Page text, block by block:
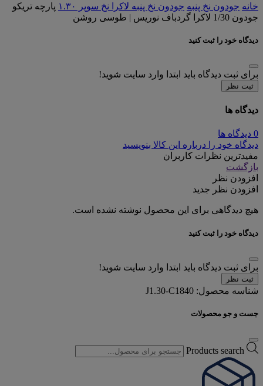
خانه جودون نخ پنبه جودون نخ پنبه لاکرا نخ سوپر ۱.۳۰
پارچه تریکو
جودون 1/30 لاکرا گردباف نوریس | طوسی روشن
دیدگاه خود را ثبت کنید
برای ثبت دیدگاه باید ابتدا وارد سایت شوید!
ثبت نظر
دیدگاه ها
0 دیدگاه ها
دیدگاه خود را درباره این کالا بنویسید
مفیدترین نظرات کاربران
بازگشت
افزودن نظر
افزودن نظر جدید
هیچ دیدگاهی برای این محصول نوشته نشده است.
دیدگاه خود را ثبت کنید
برای ثبت دیدگاه باید ابتدا وارد سایت شوید!
ثبت نظر
شناسه محصول: J1.30-C1840
جست و جو محصولات
Products search